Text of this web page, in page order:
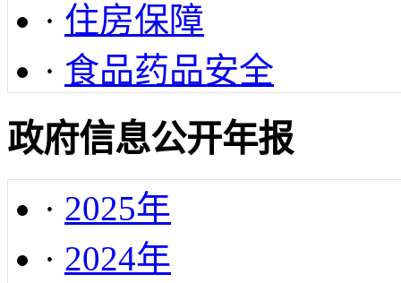
· 住房保障
· 食品药品安全
政府信息公开年报
· 2025年
· 2024年